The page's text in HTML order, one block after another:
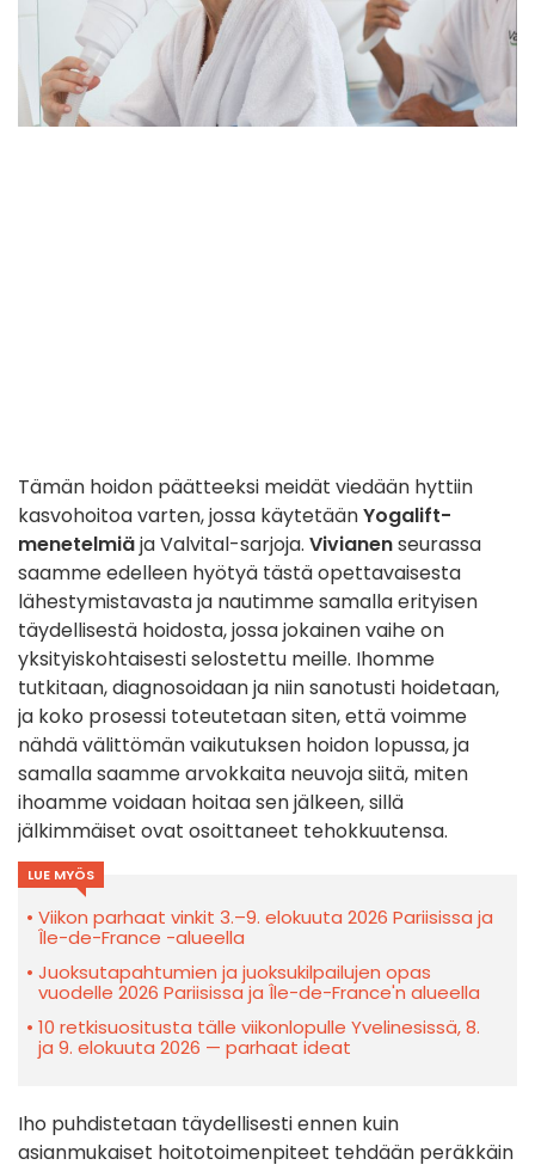
Tämän hoidon päätteeksi meidät viedään hyttiin
kasvohoitoa varten, jossa käytetäänYogalift-
menetelmiäja Valvital-sarjoja. Vivianenseurassa
saamme edelleen hyötyä tästä opettavaisesta
lähestymistavasta ja nautimme samalla erityisen
täydellisestä hoidosta, jossa jokainen vaihe on
yksityiskohtaisesti selostettu meille. Ihomme
tutkitaan, diagnosoidaan ja niin sanotusti hoidetaan,
ja koko prosessi toteutetaan siten, että voimme
nähdä välittömän vaikutuksen hoidon lopussa, ja
samalla saamme arvokkaita neuvoja siitä, miten
ihoamme voidaan hoitaa sen jälkeen, sillä
jälkimmäiset ovat osoittaneet tehokkuutensa.
LUE MYÖS
Viikon parhaat vinkit 3.–9. elokuuta 2026 Pariisissa ja
Île-de-France -alueella
Juoksutapahtumien ja juoksukilpailujen opas
vuodelle 2026 Pariisissa ja Île-de-France'n alueella
10 retkisuositusta tälle viikonlopulle Yvelinesissä, 8.
ja 9. elokuuta 2026 — parhaat ideat
Iho puhdistetaan täydellisesti ennen kuin
asianmukaiset hoitotoimenpiteet tehdään peräkkäin